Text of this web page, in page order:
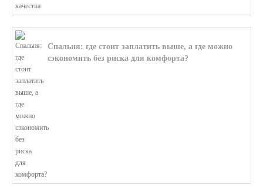
Спальня: где стоит заплатить выше, а где можно
сэкономить без риска для комфорта?